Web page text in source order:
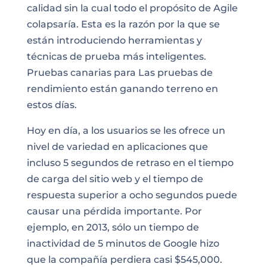
calidad sin la cual todo el propósito de Agile
colapsaría. Esta es la razón por la que se
están introduciendo herramientas y
técnicas de prueba más inteligentes.
Pruebas canarias para Las pruebas de
rendimientoestán ganando terreno en
estos días.
Hoy en día, a los usuarios se les ofrece un
nivel de variedad en aplicaciones que
incluso 5 segundos de retraso en el tiempo
de carga del sitio web y el tiempo de
respuesta superior a ocho segundos puede
causar una pérdida importante. Por
ejemplo, en 2013, sólo un tiempo de
inactividad de 5 minutos de Google hizo
que la compañía perdiera casi $545,000.